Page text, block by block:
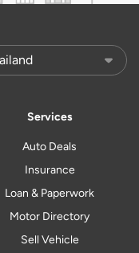
Services
Auto Deals
Insurance
Loan & Paperwork
Motor Directory
Sell Vehicle